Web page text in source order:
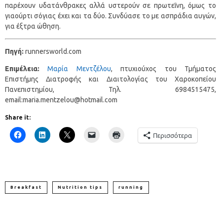
παρέχουν υδατάνθρακες αλλά υστερούν σε πρωτεΐνη, όμως το
γιαούρτι σόγιας έχει και τα δύο. Συνδύασε το με ασπράδια αυγών,
για έξτρα ώθηση.
Πηγή: runnersworld.com
Επιμέλεια: Μαρία Μεντζέλου, πτυχιούχος του Τμήματος
Επιστήμης Διατροφής και Διαιτολογίας του Χαροκοπείου
Πανεπιστημίου, Τηλ. 6984515475,
email:maria.mentzelou@hotmail.com
Share it:
Περισσότερα
Breakfast Nutrition tips running